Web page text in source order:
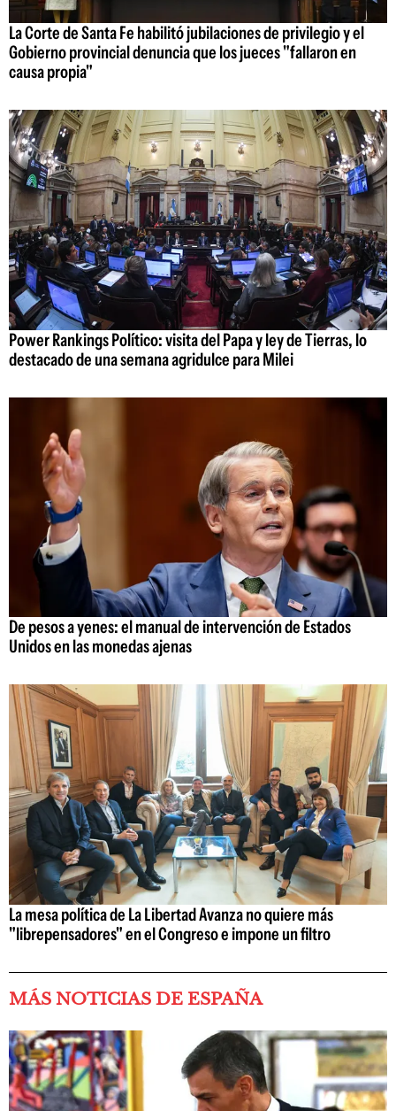
La Corte de Santa Fe habilitó jubilaciones de privilegio y el
Gobierno provincial denuncia que los jueces "fallaron en
causa propia"
Power Rankings Político: visita del Papa y ley de Tierras, lo
destacado de una semana agridulce para Milei
De pesos a yenes: el manual de intervención de Estados
Unidos en las monedas ajenas
La mesa política de La Libertad Avanza no quiere más
"librepensadores" en el Congreso e impone un filtro
MÁS NOTICIAS DE ESPAÑA